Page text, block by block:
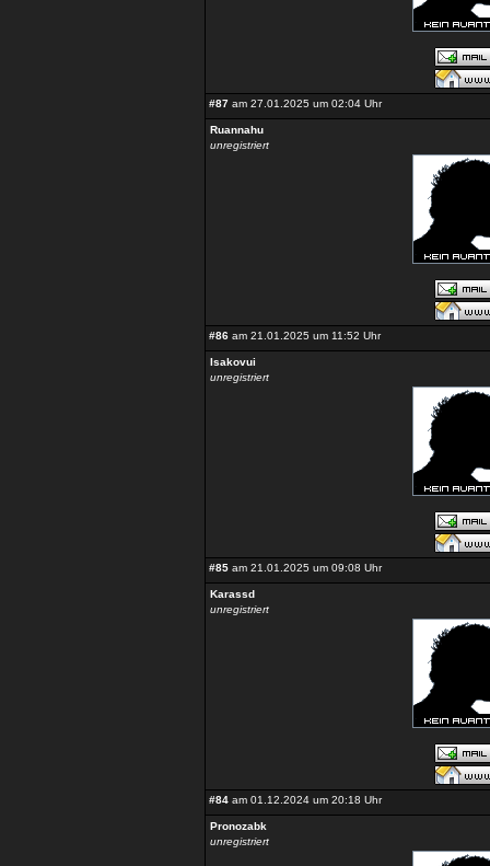
#87 am 27.01.2025 um 02:04 Uhr
Ruannahu
unregistriert
#86 am 21.01.2025 um 11:52 Uhr
Isakovui
unregistriert
#85 am 21.01.2025 um 09:08 Uhr
Karassd
unregistriert
#84 am 01.12.2024 um 20:18 Uhr
Pronozabk
unregistriert